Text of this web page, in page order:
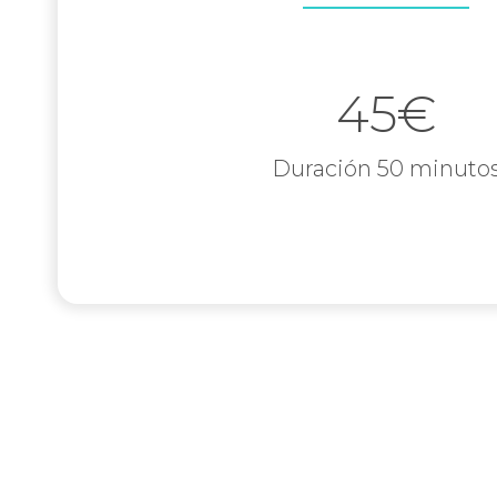
45€
Duración 50